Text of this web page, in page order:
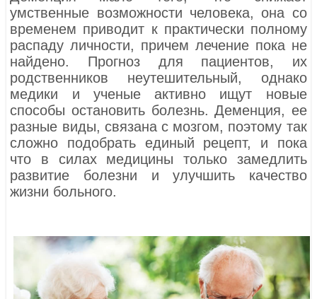
умственные возможности человека, она со
временем приводит к практически полному
распаду личности, причем лечение пока не
найдено. Прогноз для пациентов, их
родственников неутешительный, однако
медики и ученые активно ищут новые
способы остановить болезнь. Деменция, ее
разные виды, связана с мозгом, поэтому так
сложно подобрать единый рецепт, и пока
что в силах медицины только замедлить
развитие болезни и улучшить качество
жизни больного.